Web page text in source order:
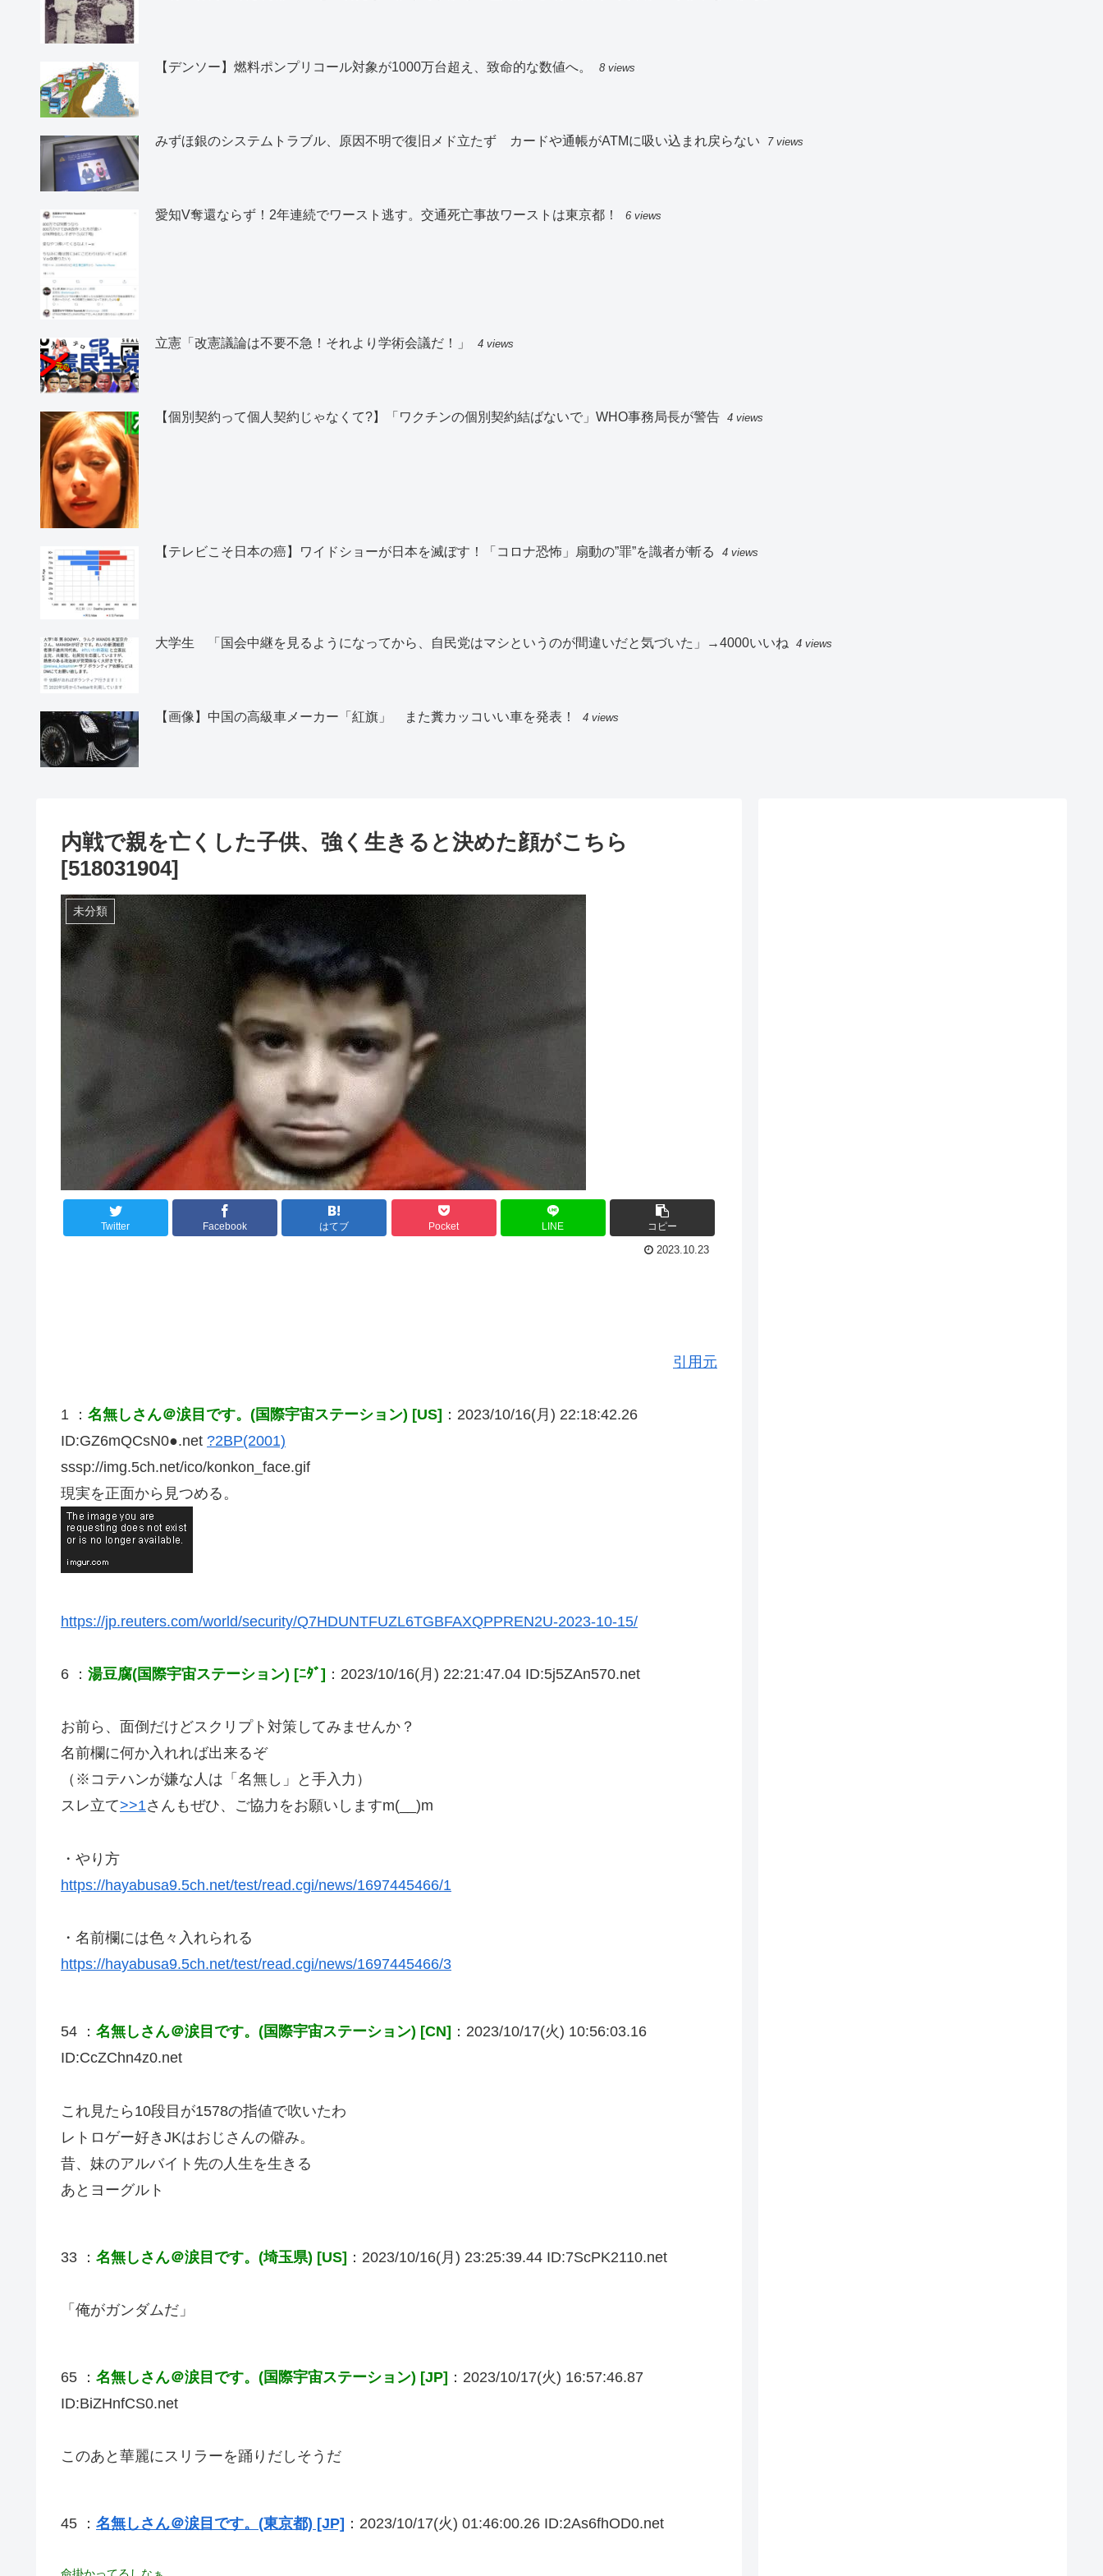
【デンソー】燃料ポンプリコール対象が1000万台超え、致命的な数値へ。 8 views
みずほ銀のシステムトラブル、原因不明で復旧メド立たず カードや通帳がATMに吸い込まれ戻らない 7 views
愛知V奪還ならず！2年連続でワースト逃す。交通死亡事故ワーストは東京都！ 6 views
立憲「改憲議論は不要不急！それより学術会議だ！」 4 views
【個別契約って個人契約じゃなくて?】「ワクチンの個別契約結ばないで」WHO事務局長が警告 4 views
【テレビこそ日本の癌】ワイドショーが日本を滅ぼす！「コロナ恐怖」扇動の”罪”を識者が斬る 4 views
大学生 「国会中継を見るようになってから、自民党はマシというのが間違いだと気づいた」→4000いいね 4 views
【画像】中国の高級車メーカー「紅旗」 また糞カッコいい車を発表！ 4 views
内戦で親を亡くした子供、強く生きると決めた顔がこちら
[518031904]
未分類
Twitter Facebook はてブ Pocket LINE コピー
2023.10.23
引用元
1 ： 名無しさん＠涙目です。(国際宇宙ステーション) [US] ：2023/10/16(月) 22:18:42.26
ID:GZ6mQCsN0●.net ?2BP(2001)
sssp://img.5ch.net/ico/konkon_face.gif
現実を正面から見つめる。
https://jp.reuters.com/world/security/Q7HDUNTFUZL6TGBFAXQPPREN2U-2023-10-15/
6 ： 湯豆腐(国際宇宙ステーション) [ﾆﾀﾞ] ：2023/10/16(月) 22:21:47.04 ID:5j5ZAn570.net
お前ら、面倒だけどスクリプト対策してみませんか？
名前欄に何か入れれば出来るぞ
（※コテハンが嫌な人は「名無し」と手入力）
スレ立て>>1さんもぜひ、ご協力をお願いしますm(__)m
・やり方
https://hayabusa9.5ch.net/test/read.cgi/news/1697445466/1
・名前欄には色々入れられる
https://hayabusa9.5ch.net/test/read.cgi/news/1697445466/3
54 ： 名無しさん＠涙目です。(国際宇宙ステーション) [CN] ：2023/10/17(火) 10:56:03.16
ID:CcZChn4z0.net
これ見たら10段目が1578の指値で吹いたわ
レトロゲー好きJKはおじさんの僻み。
昔、妹のアルバイト先の人生を生きる
あとヨーグルト
33 ： 名無しさん＠涙目です。(埼玉県) [US] ：2023/10/16(月) 23:25:39.44 ID:7ScPK2110.net
「俺がガンダムだ」
65 ： 名無しさん＠涙目です。(国際宇宙ステーション) [JP] ：2023/10/17(火) 16:57:46.87
ID:BiZHnfCS0.net
このあと華麗にスリラーを踊りだしそうだ
45 ： 名無しさん＠涙目です。(東京都) [JP] ：2023/10/17(火) 01:46:00.26 ID:2As6fhOD0.net